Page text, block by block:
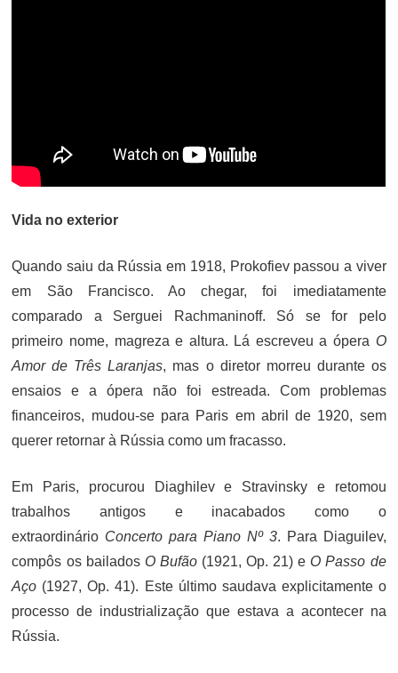
Vida no exterior
Quando saiu da Rússia em 1918, Prokofiev passou a viver
em São Francisco. Ao chegar, foi imediatamente
comparado a Serguei Rachmaninoff. Só se for pelo
primeiro nome, magreza e altura. Lá escreveu a ópera O
Amor de Três Laranjas, mas o diretor morreu durante os
ensaios e a ópera não foi estreada. Com problemas
financeiros, mudou-se para Paris em abril de 1920, sem
querer retornar à Rússia como um fracasso.
Em Paris, procurou Diaghilev e Stravinsky e retomou
trabalhos antigos e inacabados como o
extraordinário Concerto para Piano Nº 3. Para Diaguilev,
compôs os bailados O Bufão(1921, Op. 21) e O Passo de
Aço (1927, Op. 41). Este último saudava explicitamente o
processo de industrialização que estava a acontecer na
Rússia.